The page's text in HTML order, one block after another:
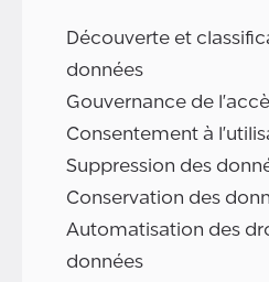
Découverte et
données
Gouvernance de
Consentement à
Suppression des
Conservation des
Automatisation des
données